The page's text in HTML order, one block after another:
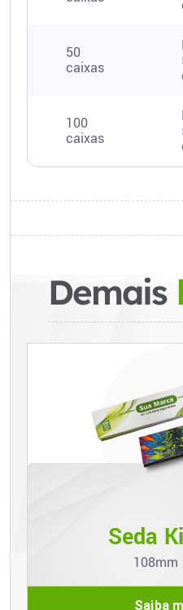
50
caixas
100
caixas
Demais
Seda
108mm
Saiba